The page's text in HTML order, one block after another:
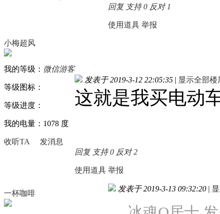
回复 支持0 反对 1
使用道具 举报
小梅超风
我的等级： 微信游客
等级图标：
等级进度：
我的电量：1078 度
收听TA 发消息
发表于 2019-3-12 22:05:35 | 显示全部楼
这就是我买电动
回复 支持0 反对2
使用道具 举报
一杯咖啡
发表于 2019-3-13 09:32:20 |